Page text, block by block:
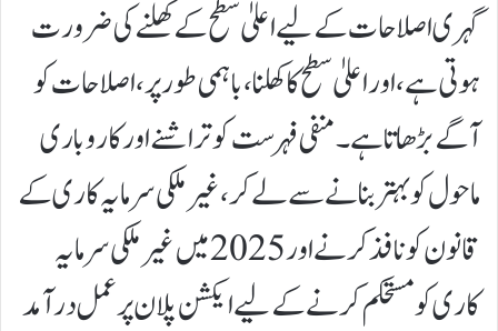
گہری اصلاحات کے لیے اعلیٰ سطح کے کھلنے کی ضرورت
ہوتی ہے، اور اعلیٰ سطح کا کھلنا، باہمی طور پر، اصلاحات کو
آگے بڑھاتا ہے۔ منفی فہرست کو تراشنے اور کاروباری
ماحول کو بہتر بنانے سے لے کر، غیر ملکی سرمایہ کاری کے
قانون کو نافذ کرنے اور 2025 میں غیر ملکی سرمایہ
کاری کو مستحکم کرنے کے لیے ایکشن پلان پر عمل درآمد